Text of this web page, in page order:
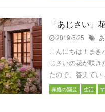
「あじさい」
2019/5/25
こんにちは！ま
じさいの花が咲
たので、答えてい
家庭の園芸 生活